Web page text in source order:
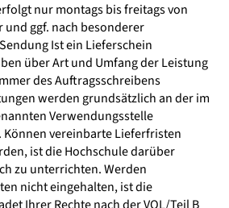
nur montags bis freitags von
und ggf. nach besonderer
Ist ein Lieferschein
über Art und Umfang der Leistung
des Auftragsschreibens
werden grundsätzlich an der im
Verwendungsstelle
vereinbarte Lieferfristen
ist die Hochschule darüber
zu unterrichten. Werden
nicht eingehalten, ist die